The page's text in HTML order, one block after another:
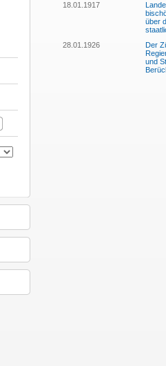
18.01.1917
über
28.01.1926
Der
und